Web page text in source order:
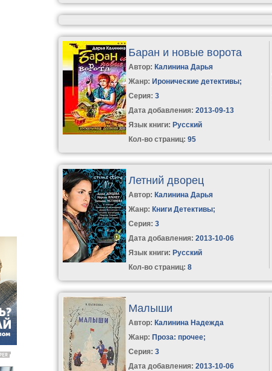
Баран и новые ворота
Автор: Калинина Дарья
Жанр: Иронические детективы;
Серия:3
Дата добавления: 2013-09-13
Язык книги: Русский
Кол-во страниц: 95
Летний дворец
Автор: Калинина Дарья
Жанр: Книги Детективы;
Серия:3
Дата добавления: 2013-10-06
Язык книги: Русский
Кол-во страниц: 8
Малыши
Автор: Калинина Надежда
Жанр: Проза: прочее;
Серия:3
Дата добавления: 2013-10-06